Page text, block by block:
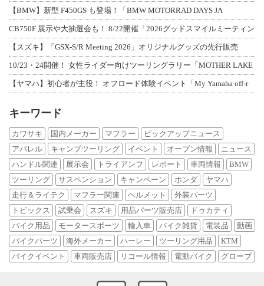
【BMW】新型 F450GS も登場！「BMW MOTORRAD DAYS JA
CB750F 展示や大抽選会も！ 8/22開催「2026グッドスマイルミーティン
【スズキ】「GSX-S/R Meeting 2026」オリジナルグッズの先行販売
10/23・24開催！ 女性ライダー向けツーリングラリー「MOTHER LAKE
【ヤマハ】初心者が主役！ オフロード体験イベント「My Yamaha off-r
キーワード
カワサキ 国内メーカー マフラー
ピックアップニュース
アパレル
キャンプツーリング イベント オープン情報
ニュース
ハンドル関連
展示会 トライアンフ レポート 車両情報
BMW
ツーリング
サスペンション キャンペーン ホンダ
ヤマハ
走行＆ライテク
マフラー関連 ヘルメット
外装パーツ
トピックス
試乗会 スズキ 用品パーツ販売店
ドゥカティ
バイク用品
モータースポーツ 輸入車 バイク雑貨 電装品
動画
バイクパーツ
海外メーカー ハーレー ツーリング用品
KTM
バイクイベント
車両販売店 リコール情報 電動バイク グローブ